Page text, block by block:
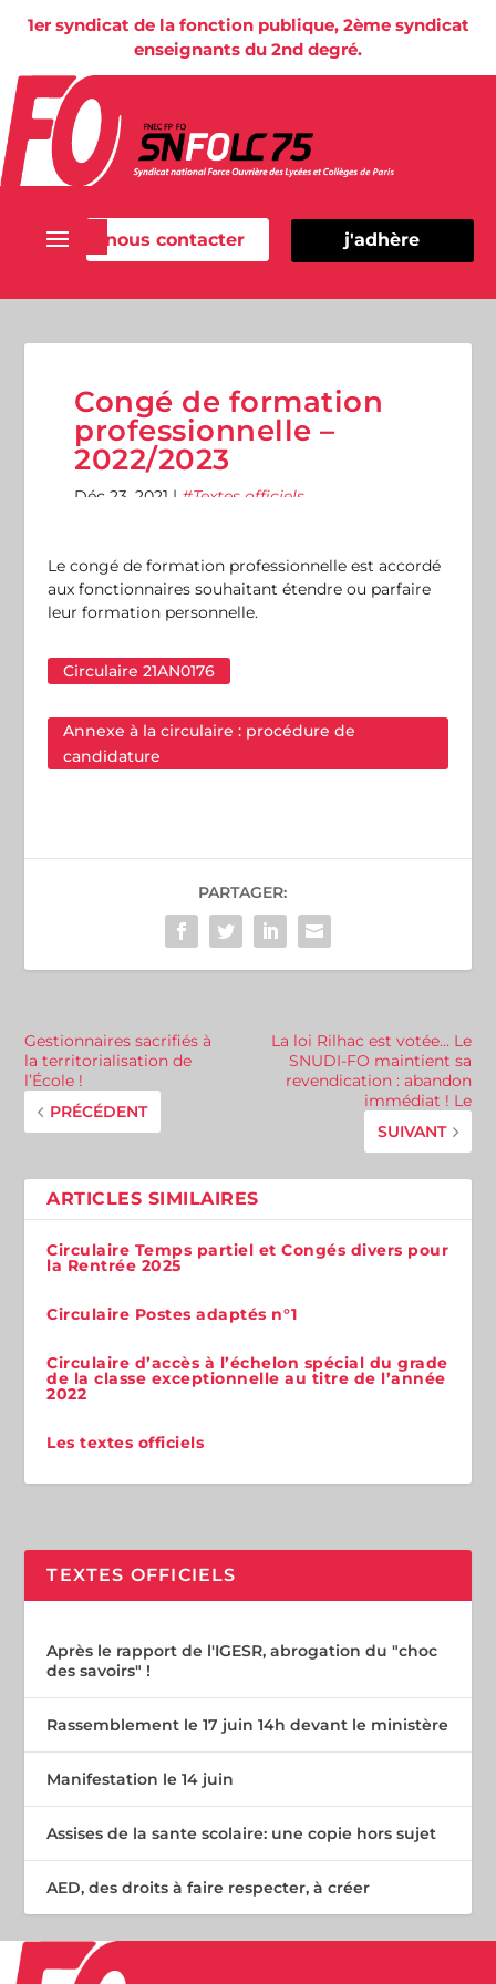
1er syndicat de la fonction publique, 2ème syndicat
enseignants du 2nd degré.
nous contacter j'adhère
Congé de formation
professionnelle –
2022/2023
Déc 23, 2021 | Textes officiels
Le congé de formation professionnelle est accordé
aux fonctionnaires souhaitant étendre ou parfaire
leur formation personnelle.
Circulaire 21AN0176
Annexe à la circulaire : procédure de
candidature
PARTAGER:
Gestionnaires sacrifiés à
la territorialisation de
l’École !
PRÉCÉDENT
La loi Rilhac est votée… Le
SNUDI-FO maintient sa
revendication : abandon
immédiat ! Le
SUIVANT
ARTICLES SIMILAIRES
Circulaire Temps partiel et Congés divers pour
la Rentrée 2025
Circulaire Postes adaptés n°1
Circulaire d’accès à l’échelon spécial du grade
de la classe exceptionnelle au titre de l’année
2022
Les textes officiels
TEXTES OFFICIELS
Après le rapport de l'IGESR, abrogation du "choc
des savoirs" !
Rassemblement le 17 juin 14h devant le ministère
Manifestation le 14 juin
Assises de la sante scolaire: une copie hors sujet
AED, des droits à faire respecter, à créer